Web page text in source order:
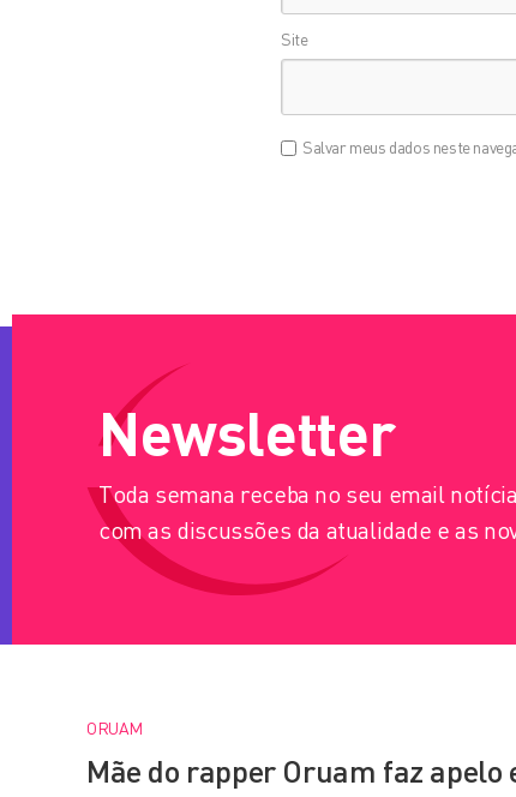
Site
Salvar meus dados neste
Newsletter
Toda semana receba no seu email
com as discussões da atualidade e as
ORUAM
Mãe do rapper Oruam faz apelo